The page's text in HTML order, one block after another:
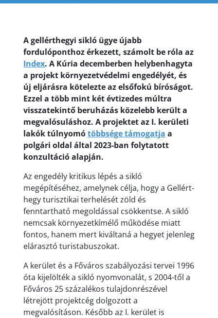
A gellérthegyi sikló ügye újabb
fordulóponthoz érkezett, számolt be róla az
Index. A Kúria decemberben helybenhagyta
a projekt környezetvédelmi engedélyét, és
új eljárásra kötelezte az elsőfokú bíróságot.
Ezzel a több mint két évtizedes múltra
visszatekintő beruházás közelebb került a
megvalósuláshoz. A projektet az I. kerületi
lakók túlnyomótöbbsége támogatja a
polgári oldal által 2023-ban folytatott
konzultáció alapján.
Az engedély kritikus lépés a sikló
megépítéséhez, amelynek célja, hogy a Gellért-
hegy turisztikai terhelését zöld és
fenntartható megoldással csökkentse. A sikló
nemcsak környezetkímélő működése miatt
fontos, hanem mert kiváltaná a hegyet jelenleg
elárasztó turistabuszokat.
A kerület és a Főváros szabályozási tervei 1996
óta kijelölték a sikló nyomvonalát, s 2004-től a
Főváros 25 százalékos tulajdonrészével
létrejött projektcég dolgozott a
megvalósításon. Később az I. kerület is